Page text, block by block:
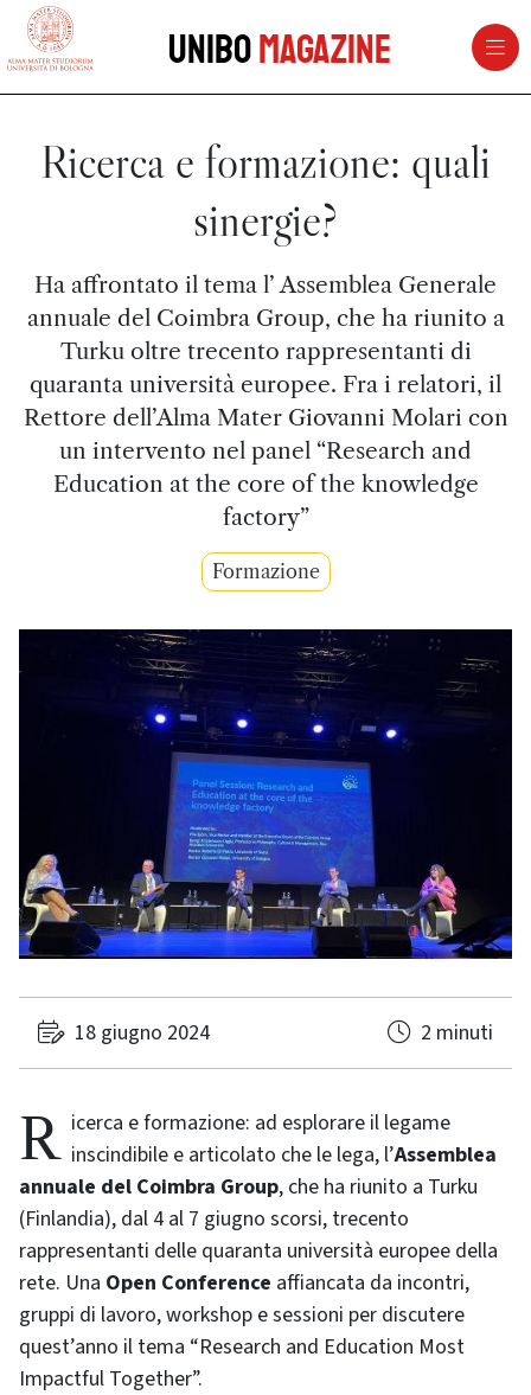
vai al contenuto della pagina
UniboMagazine
Ricerca e formazione: quali
sinergie?
Ha affrontato il tema l’ Assemblea Generale
annuale del Coimbra Group, che ha riunito a
Turku oltre trecento rappresentanti di
quaranta università europee. Fra i relatori, il
Rettore dell’Alma Mater Giovanni Molari con
un intervento nel panel “Research and
Education at the core of the knowledge
factory”
Formazione
18 giugno 2024 2 minuti
Ricerca e formazione: ad esplorare il legame inscindibile e articolato che le lega, l’Assemblea
annuale del Coimbra Group, che ha riunito a Turku
(Finlandia), dal 4 al 7 giugno scorsi, trecento
rappresentanti delle quaranta università europee della
rete. Una Open Conference affiancata da incontri,
gruppi di lavoro, workshop e sessioni per discutere
quest’anno il tema “Research and Education Most
Impactful Together”.